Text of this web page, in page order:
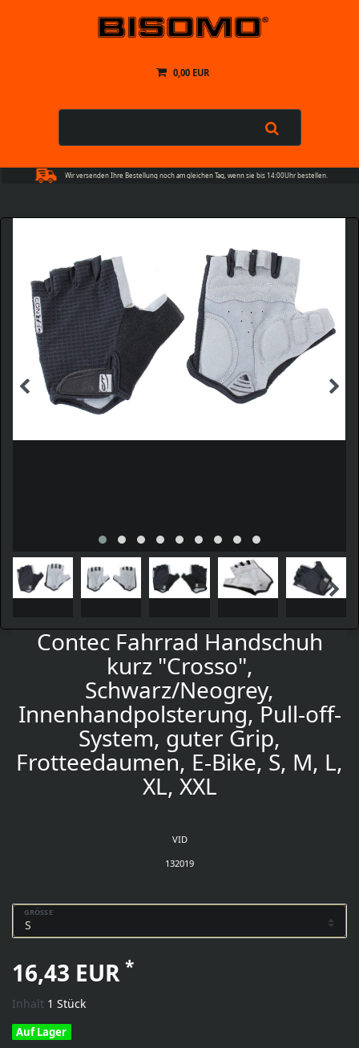
0,00 EUR
Wir versenden Ihre Bestellung noch am gleichen Tag, wenn sie bis 14:00Uhr bestellen.
Contec Fahrrad Handschuh
kurz "Crosso",
Schwarz/Neogrey,
Innenhandpolsterung, Pull-off-
System, guter Grip,
Frotteedaumen, E-Bike, S, M, L,
XL, XXL
VID
132019
GRÖSSE
16,43 EUR *
Inhalt 1 Stück
Auf Lager